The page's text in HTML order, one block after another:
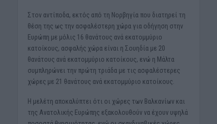
Στον αντίποδα, εκτός από τη Νορβηγία που διατηρεί τη
θέση της ως την ασφαλέστερη χώρα για οδήγηση στην
Ευρώπη με μόλις 16 θανάτους ανά εκατομμύριο
κατοίκους, ασφαλής χώρα είναι η Σουηδία με 20
θανάτους ανά εκατομμύριο κατοίκους, ενώ η Μάλτα
συμπληρώνει την πρώτη τριάδα με τις ασφαλέστερες
χώρες με 21 θανάτους ανά εκατομμύριο κατοίκους.
Η μελέτη αποκαλύπτει ότι οι χώρες των Βαλκανίων και
της Ανατολικής Ευρώπης εξακολουθούν να έχουν υψηλά